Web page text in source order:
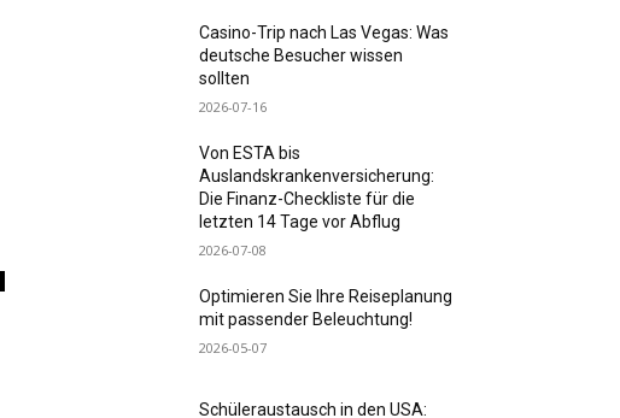
Casino-Trip nach Las Vegas: Was
deutsche Besucher wissen
sollten
2026-07-16
Von ESTA bis
Auslandskrankenversicherung:
Die Finanz-Checkliste für die
letzten 14 Tage vor Abflug
2026-07-08
Optimieren Sie Ihre Reiseplanung
mit passender Beleuchtung!
2026-05-07
Schüleraustausch in den USA: